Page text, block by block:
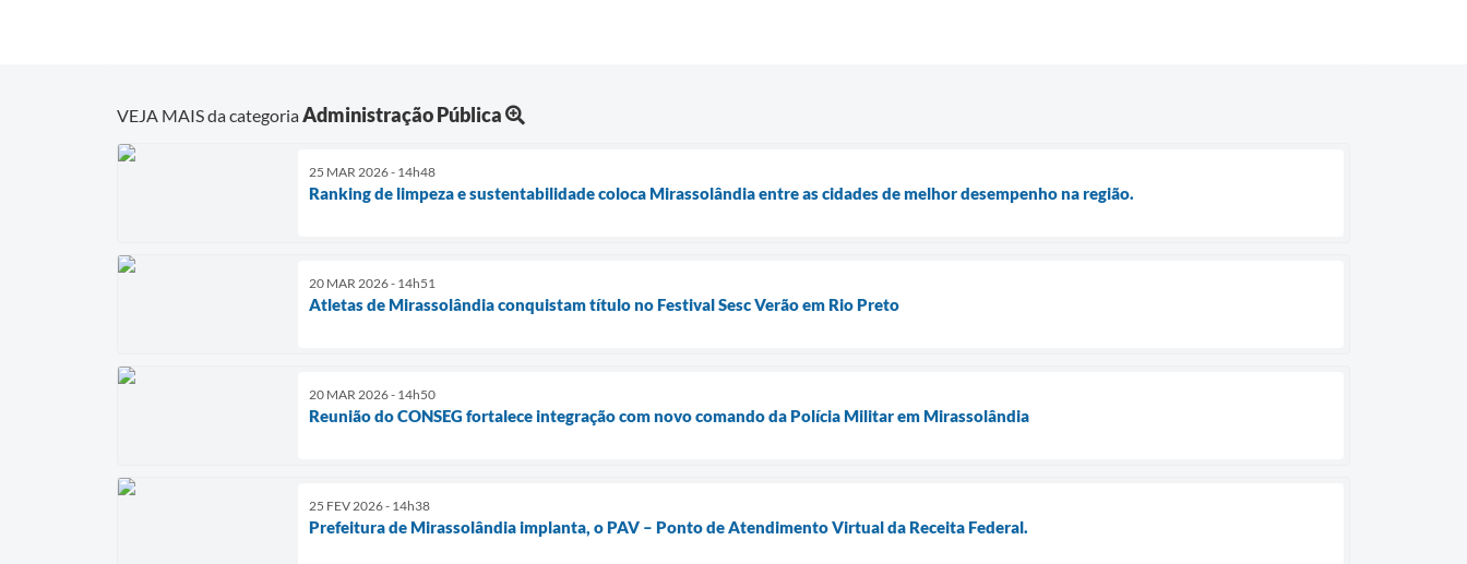
VEJA MAIS da categoriaAdministração Pública
25 MAR 2026 - 14h48
Ranking de limpeza e sustentabilidade coloca Mirassolândia entre as cidades de melhor desempenho na região.
20 MAR 2026 - 14h51
Atletas de Mirassolândia conquistam título no Festival Sesc Verão em Rio Preto
20 MAR 2026 - 14h50
Reunião do CONSEG fortalece integração com novo comando da Polícia Militar em Mirassolândia
25 FEV 2026 - 14h38
Prefeitura de Mirassolândia implanta, o PAV – Ponto de Atendimento Virtual da Receita Federal.